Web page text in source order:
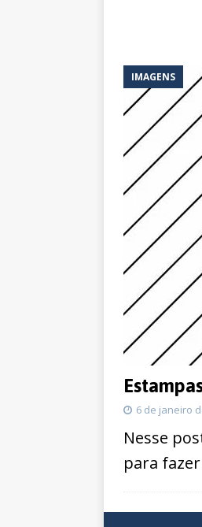
IMAGENS
6 de janeiro
Nesse
para